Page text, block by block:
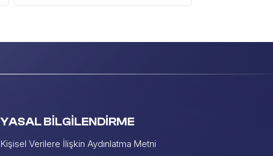
YASAL BİLGİLENDİRME
Kişisel Verilere İlişkin Aydınlatma Metni